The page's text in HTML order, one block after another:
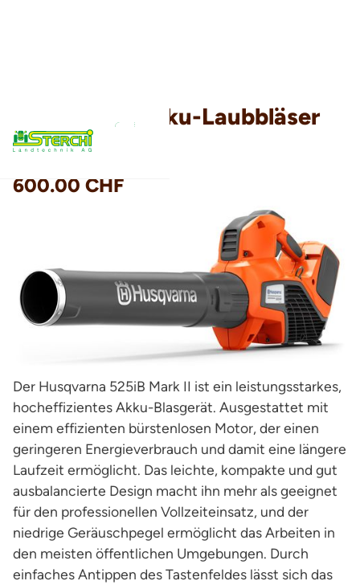
Husqvarna Akku-Laubbläser
525iB Mark II
600.00 CHF
Der Husqvarna 525iB Mark II ist ein leistungsstarkes,
hocheffizientes Akku-Blasgerät. Ausgestattet mit
einem effizienten bürstenlosen Motor, der einen
geringeren Energieverbrauch und damit eine längere
Laufzeit ermöglicht. Das leichte, kompakte und gut
ausbalancierte Design macht ihn mehr als geeignet
für den professionellen Vollzeiteinsatz, und der
niedrige Geräuschpegel ermöglicht das Arbeiten in
den meisten öffentlichen Umgebungen. Durch
einfaches Antippen des Tastenfeldes lässt sich das